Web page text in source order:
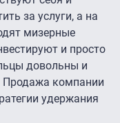
за услуги, а на
мизерные
и просто
довольны и
Продажа компании
удержания